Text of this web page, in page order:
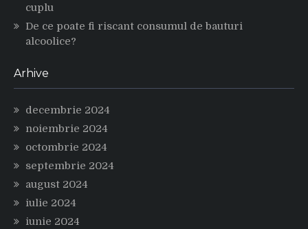
cuplu
De ce poate fi riscant consumul de bauturi
alcoolice?
Arhive
decembrie 2024
noiembrie 2024
octombrie 2024
septembrie 2024
august 2024
iulie 2024
iunie 2024